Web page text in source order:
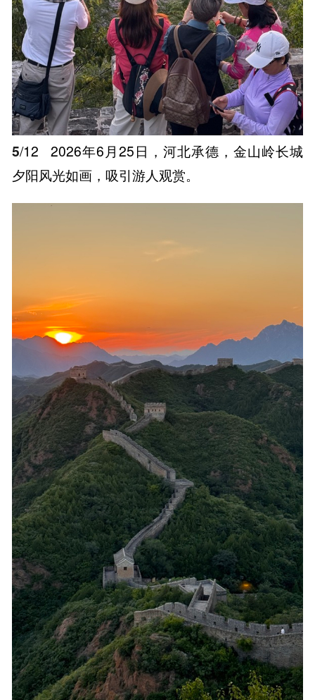
5/12
2026年6月25日，河北承德，金山岭长城
夕阳风光如画，吸引游人观赏。